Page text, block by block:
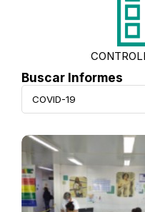
Buscar Informes